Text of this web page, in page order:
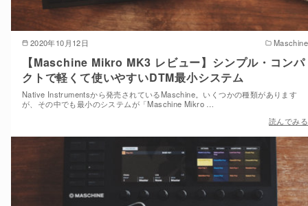
2020年10月12日 Maschine
【Maschine Mikro MK3 レビュー】シンプル・コンパ
クトで軽くて使いやすいDTM最小システム
Native Instrumentsから発売されているMaschine。いくつかの種類があります
が、その中でも最小のシステムが「Maschine Mikro …
読んでみる